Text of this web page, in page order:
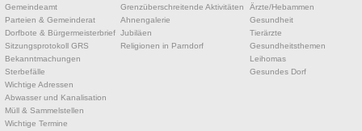
Gemeindeamt
Parteien & Gemeinderat
Dorfbote & Bürgermeisterbrief
Sitzungsprotokoll GRS
Bekanntmachungen
Sterbefälle
Wichtige Adressen
Abwasser und Kanalisation
Müll & Sammelstellen
Wichtige Termine
Grenzüberschreitende Aktivitäten
Ahnengalerie
Jubiläen
Religionen in Parndorf
Ärzte/Hebammen
Gesundheit
Tierärzte
Gesundheitsthemen
Leihomas
Gesundes Dorf